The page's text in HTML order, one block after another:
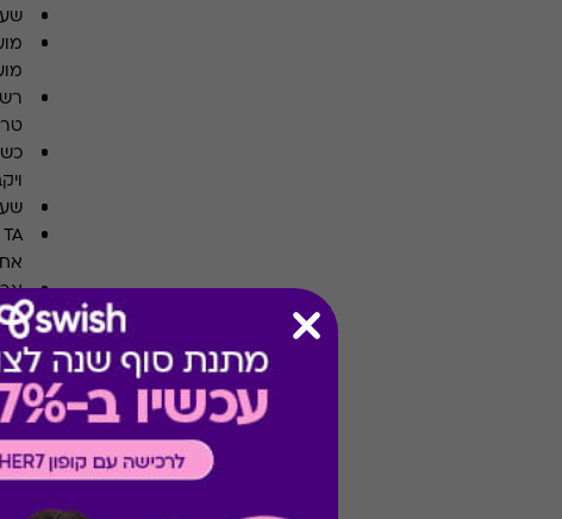
TA ומשלוחים במסעדות
כוללת 10%
*
*